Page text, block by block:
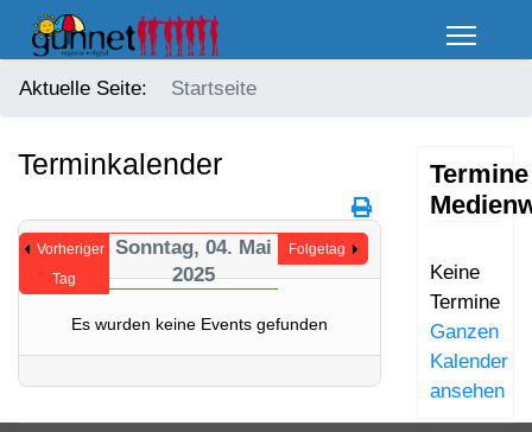
Aktuelle Seite: Startseite
Terminkalender
Vorheriger
Tag
Sonntag, 04. Mai
2025
Folgetag
Es wurden keine Events gefunden
Termine
Keine
Termine
Ganzen
Kalender
ansehen